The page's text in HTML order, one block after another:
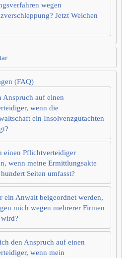
wegen
Jetzt Weichen
(FAQ)
Anspruch auf einen
wenn die
ein Insolvenzgutachten
einen Pflichtverteidiger
wenn meine Ermittlungsakte
Seiten umfasst?
ein Anwalt beigeordnet werden,
mich wegen mehrerer Firmen
den Anspruch auf einen
wenn mein